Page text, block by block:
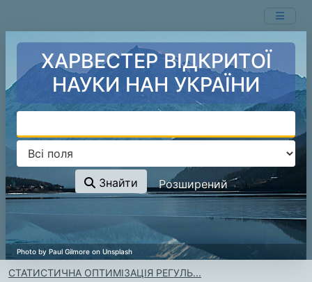
ХАРВЕСТЕР ВІДКРИТОЇ
НАУКИ НАН УКРАЇНИ
Знайти Розширений
СТАТИСТИЧНА ОПТИМІЗАЦІЯ РЕГУЛЬ...